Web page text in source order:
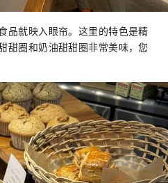
品就映入眼帘。这里的特色是精
甜圈和奶油甜甜圈非常美味，您